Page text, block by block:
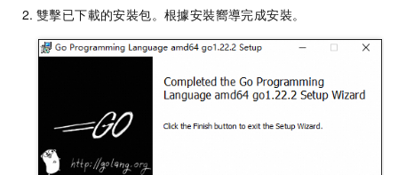
雙擊已下載的安裝包。根據安裝嚮導完成安裝。